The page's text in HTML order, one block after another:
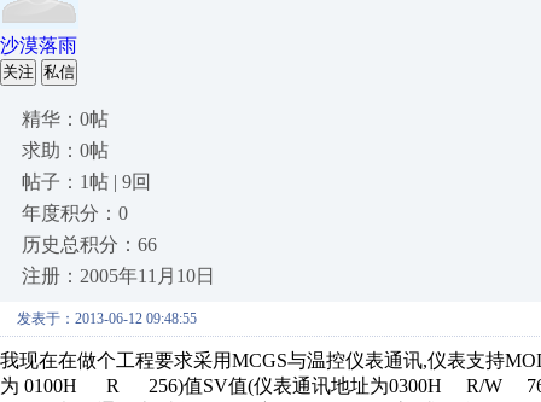
沙漠落雨
关注 私信
精华：0帖
求助：0帖
帖子：1帖 | 9回
年度积分：0
历史总积分：66
注册：2005年11月10日
发表于：2013-06-12 09:48:55
我现在在做个工程要求采用MCGS与温控仪表通讯,仪表支持
为 0100H R 256)值SV值(仪表通讯地址为0300H R/W